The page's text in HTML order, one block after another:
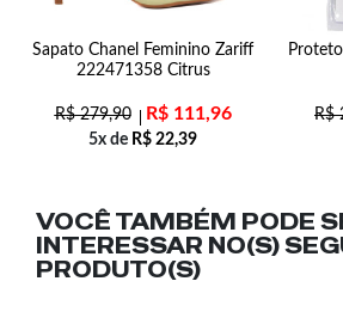
Sapato Chanel Feminino Zariff
222471358 Citrus
R$279,90 R$111,96
5x de R$ 22,39
R$
VOCÊ TAMBÉM PODE
INTERESSAR NO(S)
PRODUTO(S)